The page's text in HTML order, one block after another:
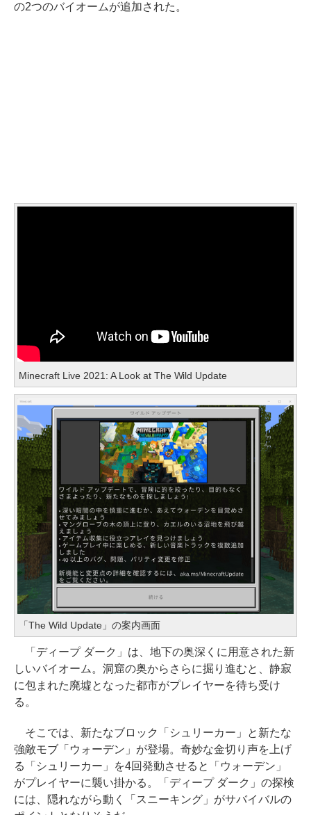
の2つのバイオームが追加された。
Minecraft Live 2021: A Look at The Wild Update
「The Wild Update」の案内画面
「ディープ ダーク」は、地下の奥深くに用意された新
しいバイオーム。洞窟の奥からさらに掘り進むと、静寂
に包まれた廃墟となった都市がプレイヤーを待ち受け
る。
そこでは、新たなブロック「シュリーカー」と新たな
強敵モブ「ウォーデン」が登場。奇妙な金切り声を上げ
る「シュリーカー」を4回発動させると「ウォーデン」
がプレイヤーに襲い掛かる。「ディープ ダーク」の探検
には、隠れながら動く「スニーキング」がサバイバルの